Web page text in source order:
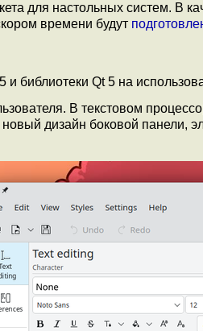
для настольных систем. В
времени будут
библиотеки Qt 5 на
В текстовом
дизайн боковой панели,